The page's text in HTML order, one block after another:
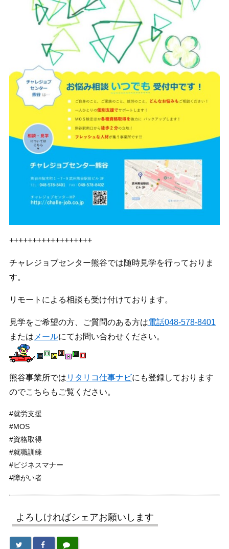
++++++++++++++++++
チャレジョブセンター熊谷では随時見学を行っておりま
す。
リモートによる相談も受け付けております。
見学をご希望の方、ご質問のある方は電話048-578-8401
または メールにてお問い合わせください。
熊谷事業所では リタリコ仕事ナビにも登録しております
のでこちらもご覧ください。
#就労支援
#MOS
#資格取得
#就職訓練
#ビジネスマナー
#障がい者
よろしければシェアお願いします